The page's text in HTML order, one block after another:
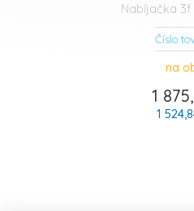
Nabíjačka 3f
Číslo
na
1
1